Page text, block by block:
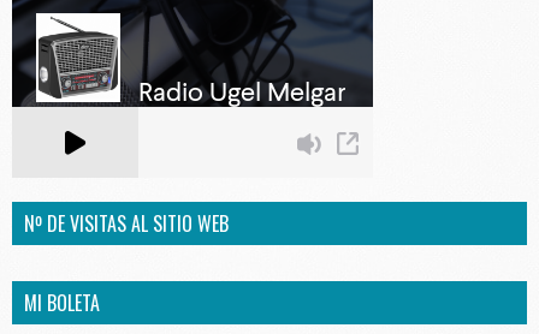
Nº DE VISITAS AL SITIO WEB
MI BOLETA